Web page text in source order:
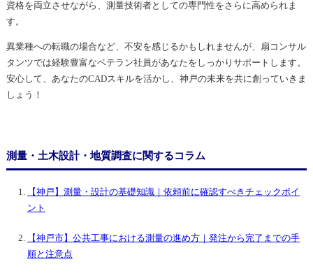
資格を両立させながら、測量技術者としての専門性をさらに高められま
す。
異業種への転職の場合など、不安を感じるかもしれませんが、扇コンサル
タンツでは経験豊富なベテラン社員があなたをしっかりサポートします。
安心して、あなたのCADスキルを活かし、神戸の未来を共に創っていきま
しょう！
測量・土木設計・地質調査に関するコラム
【神戸】測量・設計の基礎知識｜依頼前に確認すべきチェックポイ
ント
【神戸市】公共工事における測量の進め方｜発注から完了までの手
順と注意点